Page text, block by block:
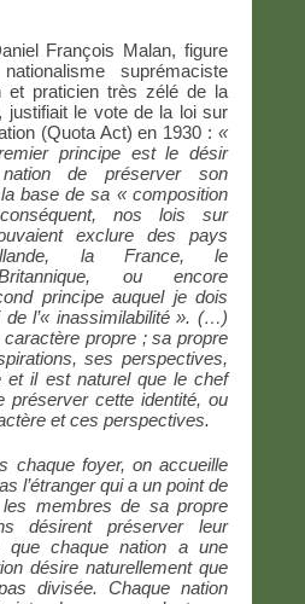
François Malan, figure
suprémaciste
et praticien très zélé de la
justifiait le vote de la loi sur
(Quota Act) en 1930 : «
principe est le désir
nation de préserver son
base de sa « composition
nos lois sur
exclure des pays
la France, le
ou encore
principe auquel je dois
l’« inassimilabilité ». (…)
propre ; sa propre
ses perspectives,
et il est naturel que le chef
préserver cette identité, ou
et ces perspectives.
chaque foyer, on accueille
l’étranger qui a un point de
membres de sa propre
désirent préserver leur
que chaque nation a une
désire naturellement que
divisée. Chaque nation